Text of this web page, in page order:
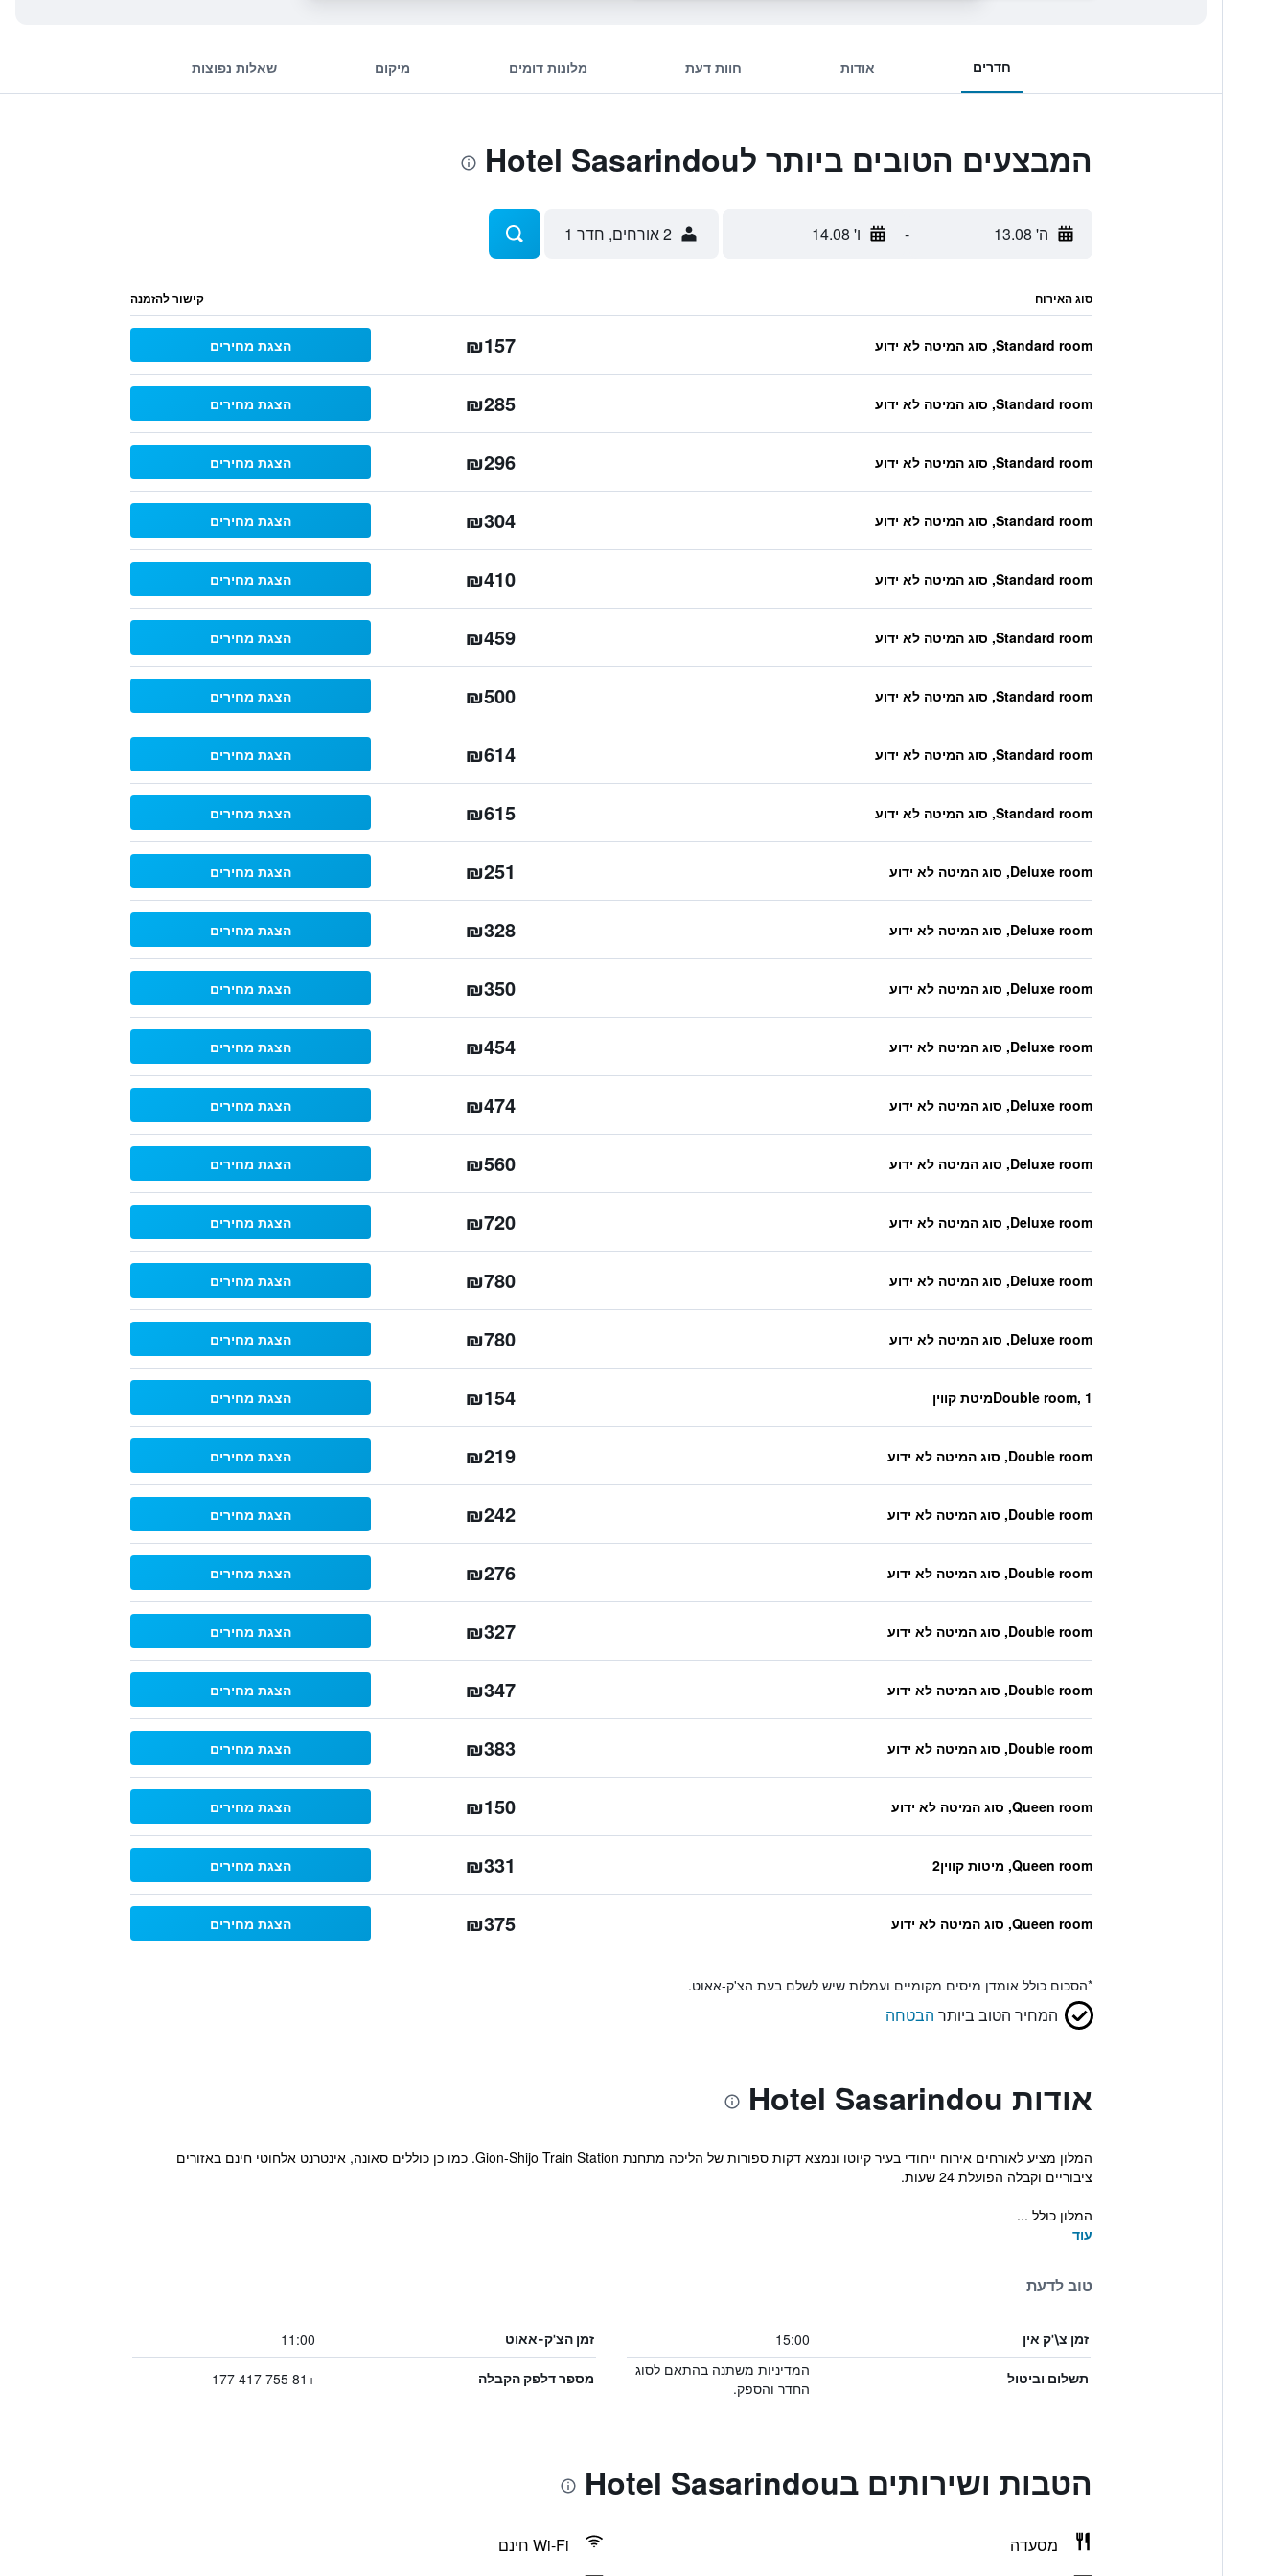
חדרים אודות חוות דעת מלונות דומים מיקום שאלות נפוצות
המבצעים הטובים ביותר לHotel Sasarindou
ה' 13.08 - ו' 14.08 2 אורחים, חדר 1
סוג האירוח קישור להזמנה
Standard room, סוג המיטה לא ידוע ₪157 הצגת מחירים
Standard room, סוג המיטה לא ידוע ₪285 הצגת מחירים
Standard room, סוג המיטה לא ידוע ₪296 הצגת מחירים
Standard room, סוג המיטה לא ידוע ₪304 הצגת מחירים
Standard room, סוג המיטה לא ידוע ₪410 הצגת מחירים
Standard room, סוג המיטה לא ידוע ₪459 הצגת מחירים
Standard room, סוג המיטה לא ידוע ₪500 הצגת מחירים
Standard room, סוג המיטה לא ידוע ₪614 הצגת מחירים
Standard room, סוג המיטה לא ידוע ₪615 הצגת מחירים
Deluxe room, סוג המיטה לא ידוע ₪251 הצגת מחירים
Deluxe room, סוג המיטה לא ידוע ₪328 הצגת מחירים
Deluxe room, סוג המיטה לא ידוע ₪350 הצגת מחירים
Deluxe room, סוג המיטה לא ידוע ₪454 הצגת מחירים
Deluxe room, סוג המיטה לא ידוע ₪474 הצגת מחירים
Deluxe room, סוג המיטה לא ידוע ₪560 הצגת מחירים
Deluxe room, סוג המיטה לא ידוע ₪720 הצגת מחירים
Deluxe room, סוג המיטה לא ידוע ₪780 הצגת מחירים
Deluxe room, סוג המיטה לא ידוע ₪780 הצגת מחירים
Double room, 1מיטת קווין ₪154 הצגת מחירים
Double room, סוג המיטה לא ידוע ₪219 הצגת מחירים
Double room, סוג המיטה לא ידוע ₪242 הצגת מחירים
Double room, סוג המיטה לא ידוע ₪276 הצגת מחירים
Double room, סוג המיטה לא ידוע ₪327 הצגת מחירים
Double room, סוג המיטה לא ידוע ₪347 הצגת מחירים
Double room, סוג המיטה לא ידוע ₪383 הצגת מחירים
Queen room, סוג המיטה לא ידוע ₪150 הצגת מחירים
Queen room, מיטות קווין2 ₪331 הצגת מחירים
Queen room, סוג המיטה לא ידוע ₪375 הצגת מחירים
*הסכום כולל אומדן מיסים מקומיים ועמלות שיש לשלם בעת הצ'ק-אאוט.
המחיר הטוב ביותר הבטחה
אודות Hotel Sasarindou
המלון מציע לאורחים אירוח ייחודי בעיר קיוטו ונמצא דקות ספורות של הליכה מתחנת Gion-Shijo Train Station. כמו כן כוללים סאונה, אינטרנט אלחוטי חינם באזורים
ציבוריים וקבלה הפועלת 24 שעות.
המלון כולל ...
עוד
טוב לדעת
זמן צ\'ק אין 15:00 זמן הצ'ק-אאוט 11:00
תשלום וביטול
המדיניות משתנה בהתאם לסוג
החדר והספק.
מספר דלפק הקבלה +81 755 417 177
הטבות ושירותים בHotel Sasarindou
מסעדה
Wi-Fi חינם